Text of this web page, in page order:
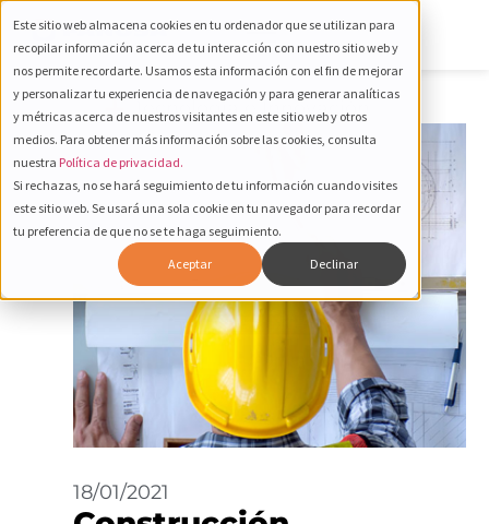
Este sitio web almacena cookies en tu ordenador que se utilizan para
recopilar información acerca de tu interacción con nuestro sitio web y
nos permite recordarte. Usamos esta información con el fin de mejorar
y personalizar tu experiencia de navegación y para generar analíticas
y métricas acerca de nuestros visitantes en este sitio web y otros
medios. Para obtener más información sobre las cookies, consulta
nuestra Política de privacidad.
Si rechazas, no se hará seguimiento de tu información cuando visites
este sitio web. Se usará una sola cookie en tu navegador para recordar
tu preferencia de que no se te haga seguimiento.
Aceptar Declinar
Tecnología e Innovación
18/01/2021